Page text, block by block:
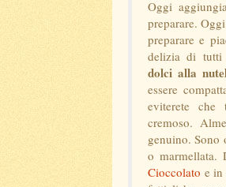
Oggi
preparare.
preparare e
delizia di tutti
dolci alla
essere
eviterete
cremoso.
genuino. Sono
o marmellata.
Cioccolato e in